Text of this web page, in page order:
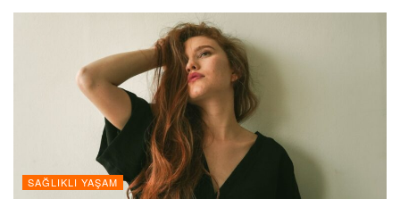
SAĞLIKLI YAŞAM